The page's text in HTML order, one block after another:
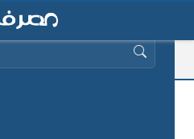
البحث عن: